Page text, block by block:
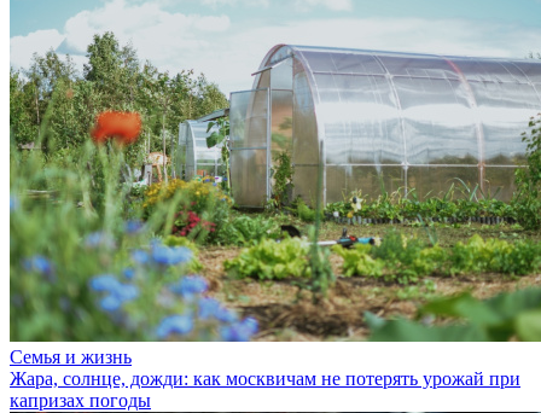
Семья и жизнь
Жара, солнце, дожди: как москвичам не потерять урожай при
капризах погоды